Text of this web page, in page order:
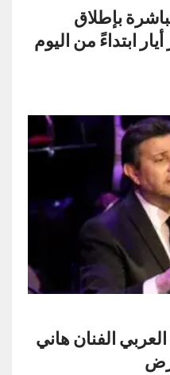
بإطلاق
ابتداءً من اليوم
الفنان هاني